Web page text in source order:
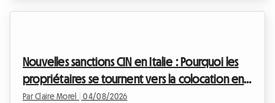
est crucial de trouver un pied-à-terre con...
Nouvelles sanctions CIN en Italie : Pourquoi les
propriétaires se tournent vers la colocation en
2026
Par Claire Morel 04/08/2026